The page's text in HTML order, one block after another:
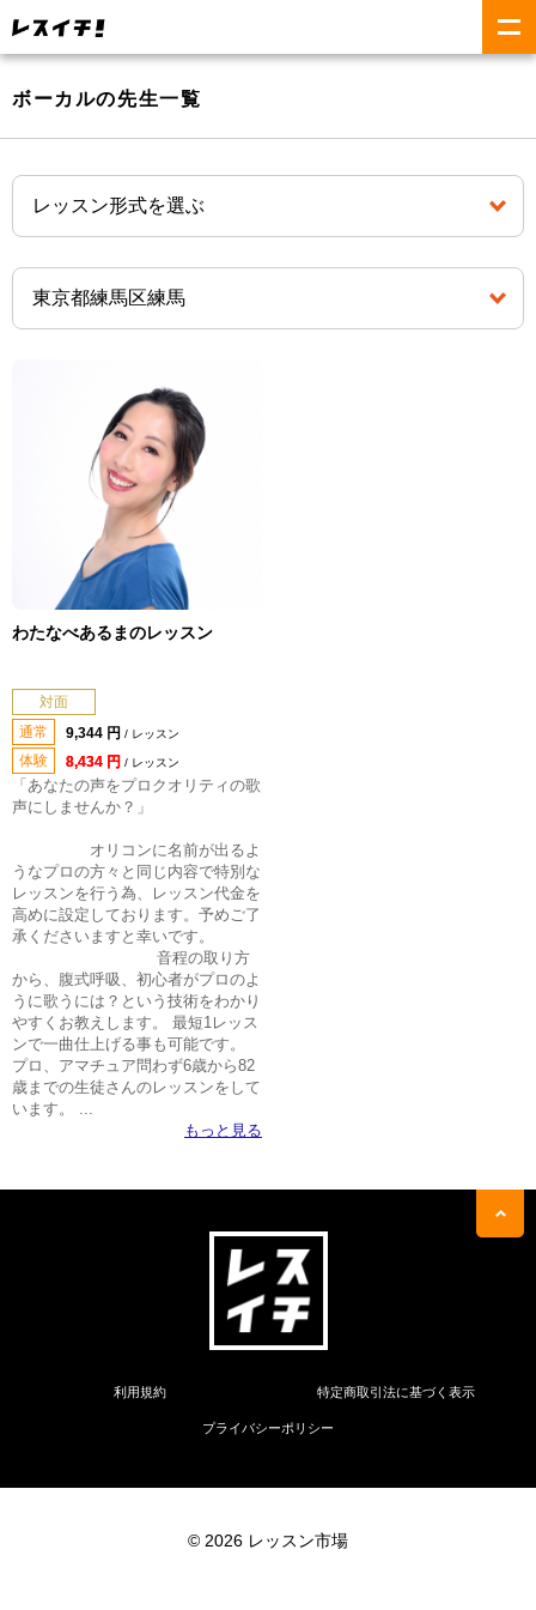
ボーカルの先生一覧
わたなべあるまのレッスン
対面
通常
9,344 円 / レッスン
体験 8,434 円 / レッスン
「あなたの声をプロクオリティの歌
声にしませんか？」
オリコンに名前が出るよ
うなプロの方々と同じ内容で特別な
レッスンを行う為、レッスン代金を
高めに設定しております。予めご了
承くださいますと幸いです。
音程の取り方
から、腹式呼吸、初心者がプロのよ
うに歌うには？という技術をわかり
やすくお教えします。 最短1レッス
ンで一曲仕上げる事も可能です。
プロ、アマチュア問わず6歳から82
歳までの生徒さんのレッスンをして
います。 ...
もっと見る
利用規約 特定商取引法に基づく表示
プライバシーポリシー
© 2026 レッスン市場